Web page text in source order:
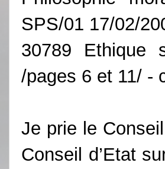
SPS/01 17/02/
30789 Ethique
/pages 6 et 11/ -
Je prie le
Conseil d’Etat